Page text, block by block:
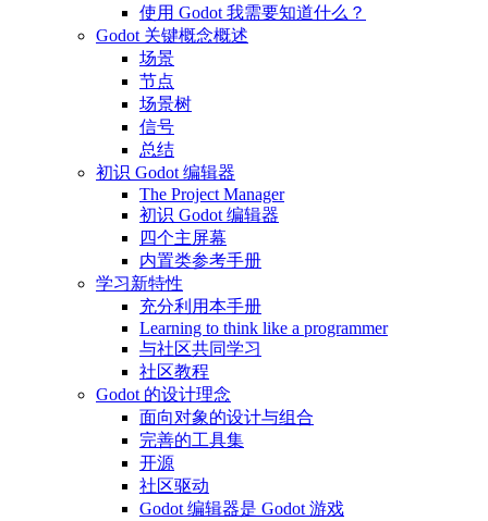
使用 Godot 我需要知道什么？
Godot 关键概念概述
场景
节点
场景树
信号
总结
初识 Godot 编辑器
The Project Manager
初识 Godot 编辑器
四个主屏幕
内置类参考手册
学习新特性
充分利用本手册
Learning to think like a programmer
与社区共同学习
社区教程
Godot 的设计理念
面向对象的设计与组合
完善的工具集
开源
社区驱动
Godot 编辑器是 Godot 游戏